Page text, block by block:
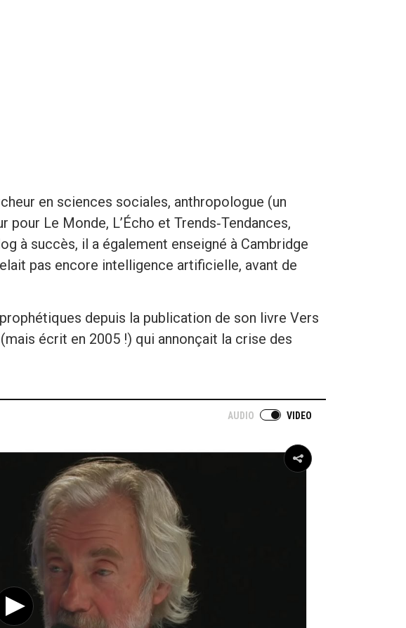
en sciences sociales, anthropologue (un
Le Monde, L’Écho et Trends‑Tendances,
à succès, il a également enseigné à Cambridge
pas encore intelligence artificielle, avant de
depuis la publication de son livre Vers
écrit en 2005 !) qui annonçait la crise des
AUDIO VIDEO